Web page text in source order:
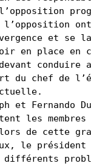
l’opposition
et se
en place en
conduire
du chef de
les
de cette
le président